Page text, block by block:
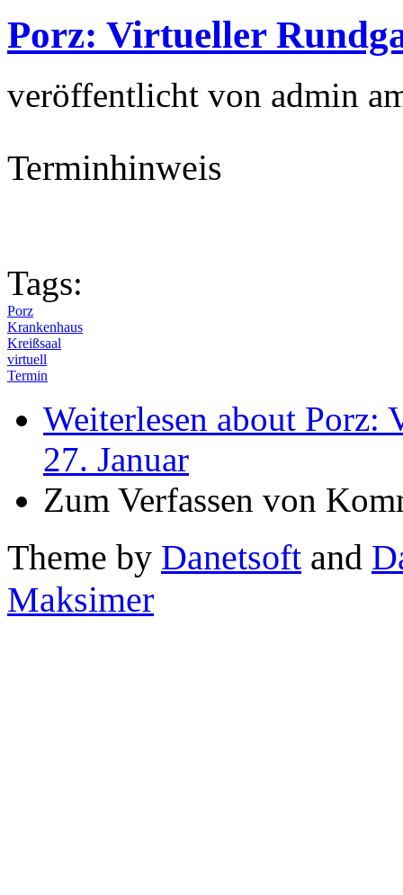
Porz: Virtueller
veröffentlicht von admin
Terminhinweis
Tags:
Porz
Krankenhaus
Kreißsaal
virtuell
Termin
Weiterlesen about Porz:
27. Januar
Zum Verfassen von
Theme by Danetsoft and
Maksimer